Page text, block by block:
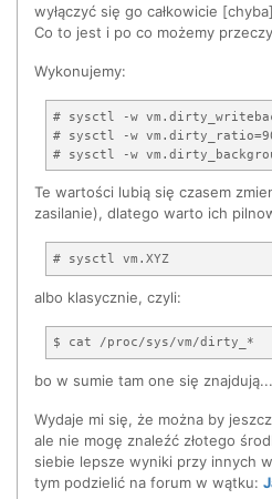
wyłączyć się go całkowicie
Co to jest i po co możemy
Wykonujemy:
# sysctl -w
# sysctl -w
Te wartości lubią się czasem
zasilanie), dlatego warto ich
# sysctl vm.XYZ
albo klasycznie, czyli:
bo w sumie tam one się znajdują...
Wydaje mi się, że można by
ale nie mogę znaleźć złotego
siebie lepsze wyniki przy innych
tym podzielić na forum w wątku: